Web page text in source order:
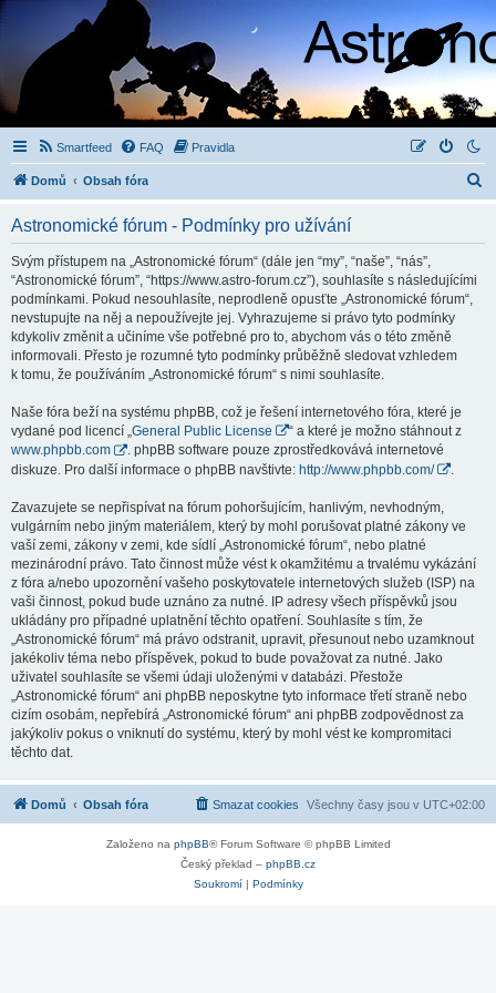
Smartfeed FAQ Pravidla
Domů Obsah fóra
Astronomické fórum - Podmínky pro užívání
Svým přístupem na „Astronomické fórum“ (dále jen “my”, “naše”, “nás”,
“Astronomické fórum”, “https://www.astro-forum.cz”), souhlasíte s následujícími
podmínkami. Pokud nesouhlasíte, neprodleně opusťte „Astronomické fórum“,
nevstupujte na něj a nepoužívejte jej. Vyhrazujeme si právo tyto podmínky
kdykoliv změnit a učiníme vše potřebné pro to, abychom vás o této změně
informovali. Přesto je rozumné tyto podmínky průběžně sledovat vzhledem
k tomu, že používáním „Astronomické fórum“ s nimi souhlasíte.
Naše fóra beží na systému phpBB, což je řešení internetového fóra, které je
vydané pod licencí „General Public License
“ a které je možno stáhnout z
www.phpbb.com
. phpBB software pouze zprostředkovává internetové
diskuze. Pro další informace o phpBB navštivte: http://www.phpbb.com/
Zavazujete se nepřispívat na fórum pohoršujícím, hanlivým, nevhodným,
vulgárním nebo jiným materiálem, který by mohl porušovat platné zákony ve
vaší zemi, zákony v zemi, kde sídlí „Astronomické fórum“, nebo platné
mezinárodní právo. Tato činnost může vést k okamžitému a trvalému vykázání
z fóra a/nebo upozornění vašeho poskytovatele internetových služeb (ISP) na
vaši činnost, pokud bude uznáno za nutné. IP adresy všech příspěvků jsou
ukládány pro případné uplatnění těchto opatření. Souhlasíte s tím, že
„Astronomické fórum“ má právo odstranit, upravit, přesunout nebo uzamknout
jakékoliv téma nebo příspěvek, pokud to bude považovat za nutné. Jako
uživatel souhlasíte se všemi údaji uloženými v databázi. Přestože
„Astronomické fórum“ ani phpBB neposkytne tyto informace třetí straně nebo
cizím osobám, nepřebírá „Astronomické fórum“ ani phpBB zodpovědnost za
jakýkoliv pokus o vniknutí do systému, který by mohl vést ke kompromitaci
těchto dat.
Domů Obsah fóra Všechny časy jsou v UTC+02:00
Smazat cookies
Založeno na phpBB® Forum Software © phpBB Limited
Český překlad – phpBB.cz
Soukromí| Podmínky